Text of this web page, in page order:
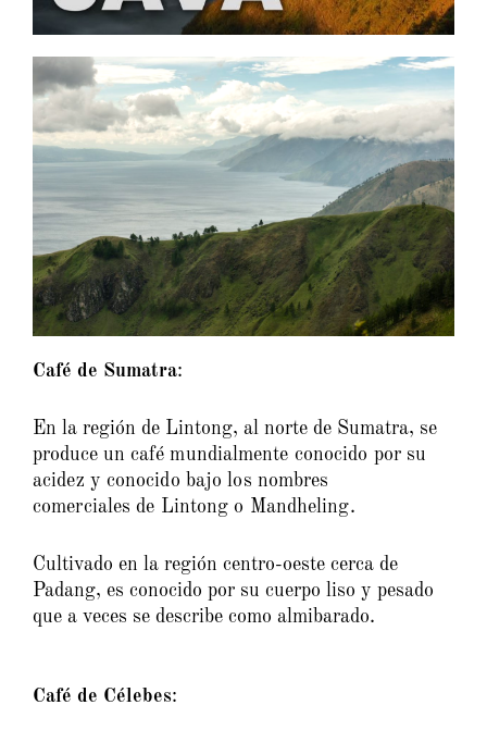
Café de Sumatra:
En la región de Lintong, al norte de Sumatra, se
produce un café mundialmente conocido por su
acidez y conocido bajo los nombres
comercialesde Lintong o Mandheling.
Cultivado en la región centro-oeste cerca de
Padang, es conocido por su cuerpo liso y pesado
que a veces se describe como almibarado.
Café de Célebes: